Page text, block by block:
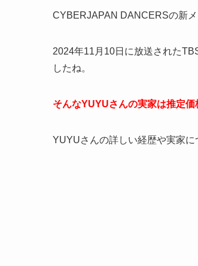
CYBERJAPAN DANCERSの新
2024年11月10日に放送された
したね。
そんなYUYUさんの実家は推定価
YUYUさんの詳しい経歴や実家に